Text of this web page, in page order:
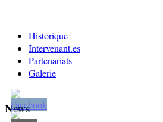
Historique
Intervenant.es
Partenariats
Galerie
News